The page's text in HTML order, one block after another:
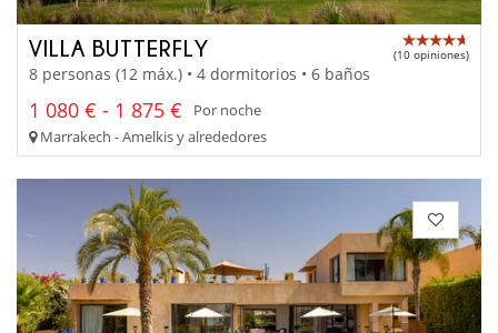
VILLA BUTTERFLY (10 opiniones)
8 personas (12 máx.) • 4 dormitorios • 6 baños
1 080 € - 1 875 €
Por noche
Marrakech - Amelkis y alrededores